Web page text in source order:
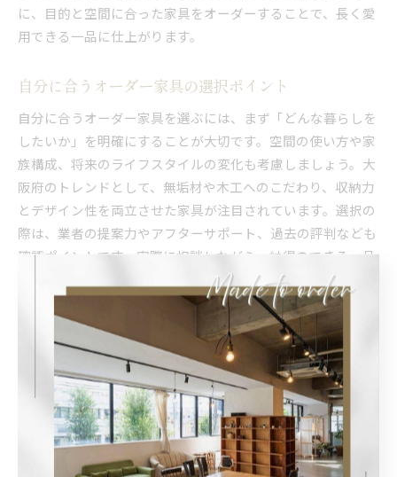
に、目的と空間に合った家具をオーダーすることで、長く愛
用できる一品に仕上がります。
自分に合うオーダー家具の選択ポイント
自分に合うオーダー家具を選ぶには、まず「どんな暮らしを
したいか」を明確にすることが大切です。空間の使い方や家
族構成、将来のライフスタイルの変化も考慮しましょう。大
阪府のトレンドとして、無垢材や木工へのこだわり、収納力
とデザイン性を両立させた家具が注目されています。選択の
際は、業者の提案力やアフターサポート、過去の評判なども
確認ポイントです。実際に相談しながら、納得のできる一品
をじっくり選ぶことが、満足度の高いオーダー家具への近道
です。
無垢材の質感が際立つ家具選びの
コツ
オーダー家具で無垢材を選ぶメリットとは